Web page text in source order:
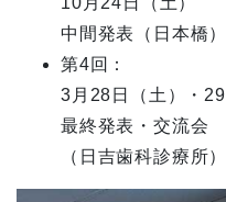
中間発表（日本橋）
第4回：
3 月 28 日（土）・ 29
最終発表・交流会
（日吉歯科診療所）